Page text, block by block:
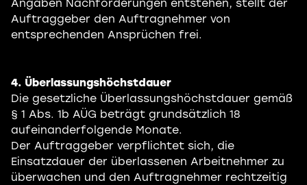
Angaben Nachforderungen entstehen, stellt der
Auftraggeber den Auftragnehmer von
entsprechenden Ansprüchen frei.
4. Überlassungshöchstdauer
Die gesetzliche Überlassungshöchstdauer gemäß
§ 1 Abs. 1b AÜG beträgt grundsätzlich 18
aufeinanderfolgende Monate.
Der Auftraggeber verpflichtet sich, die
Einsatzdauer der überlassenen Arbeitnehmer zu
überwachen und den Auftragnehmer rechtzeitig